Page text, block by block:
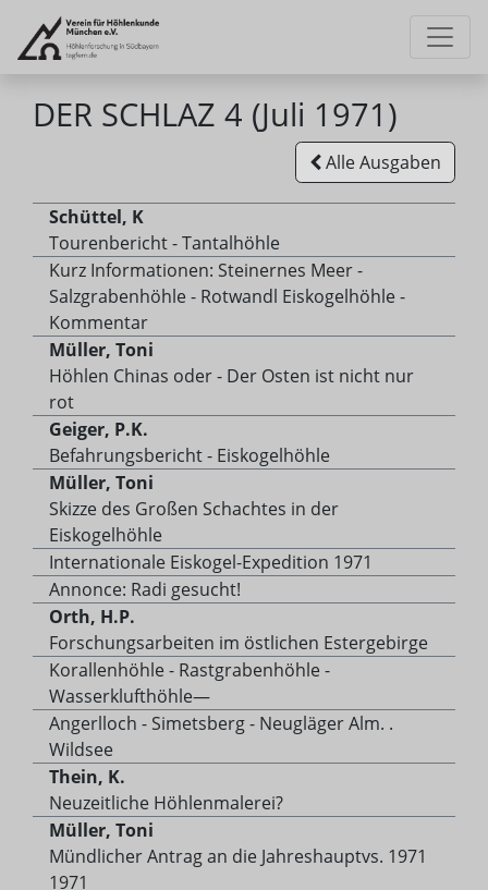
DER SCHLAZ 4 (Juli 1971)
Alle Ausgaben
Schüttel, K
Tourenbericht - Tantalhöhle
Kurz Informationen: Steinernes Meer -
Salzgrabenhöhle - Rotwandl Eiskogelhöhle -
Kommentar
Müller, Toni
Höhlen Chinas oder - Der Osten ist nicht nur
rot
Geiger, P.K.
Befahrungsbericht - Eiskogelhöhle
Müller, Toni
Skizze des Großen Schachtes in der
Eiskogelhöhle
Internationale Eiskogel-Expedition 1971
Annonce: Radi gesucht!
Orth, H.P.
Forschungsarbeiten im östlichen Estergebirge
Korallenhöhle - Rastgrabenhöhle -
Wasserklufthöhle—
Angerlloch - Simetsberg - Neugläger Alm. .
Wildsee
Thein, K.
Neuzeitliche Höhlenmalerei?
Müller, Toni
Mündlicher Antrag an die Jahreshauptvs. 1971
1971